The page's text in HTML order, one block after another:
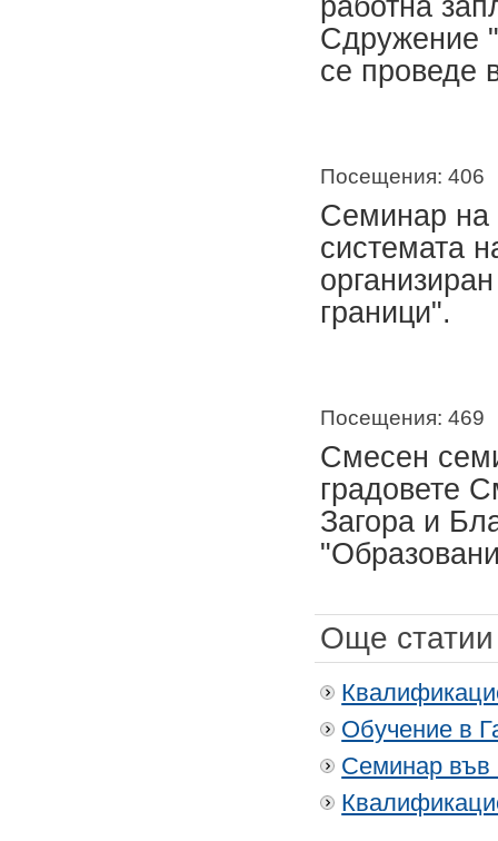
работна
Сдружение
се проведе
Посещения: 406
Семинар на
системата
граници".
Посещения: 469
Смесен
градовете
Загора и
Още
Обучение в
Семинар във